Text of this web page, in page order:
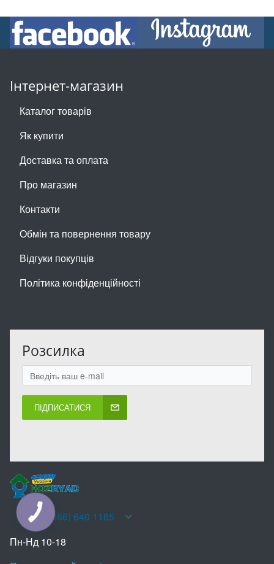
Інтернет-магазин
Каталог товарів
Як купити
Доставка та оплата
Про магазин
Контакти
Обмін та повернення товару
Відгуки покупців
Політика конфіденційності
Розсилка
ПІДПИСАТИСЯ
+38(066) 640 1185
Пн-Нд 10-18
КНОПКА
ЗВ'ЯЗКУ